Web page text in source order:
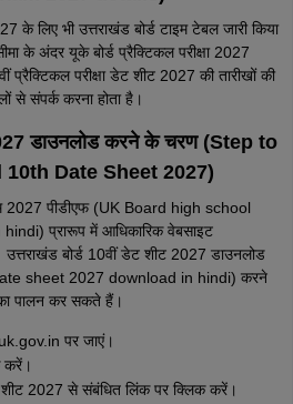
के लिए भी उत्तराखंड बोर्ड टाइम टेबलजारी किया
के अंदर यूके बोर्ड प्रैक्टिकल परीक्षा 2027
प्रैक्टिकल परीक्षा डेट शीट 2027 की तारीखों की
से संपर्क करना होता है।
डाउनलोड करने के चरण (Step to
Date Sheet 2027)
2027 पीडीएफ (UK Board high school
प्रारूप में आधिकारिक वेबसाइट
बोर्ड 10वीं डेट शीट 2027 डाउनलोड
sheet 2027 download in hindi) करने
का पालन कर सकते हैं।
पर जाएं।
करें।
2027 से संबंधित लिंक पर क्लिक करें।